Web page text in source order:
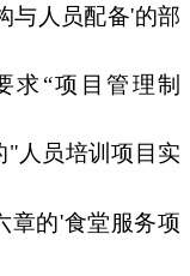
与人员配备'的部
求“项目管理制
"人员培训项目实
章的'食堂服务项